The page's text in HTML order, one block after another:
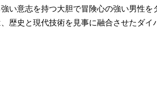
い意志を持つ大胆で冒険心の強い男性を
歴史と現代技術を見事に融合させたダイ